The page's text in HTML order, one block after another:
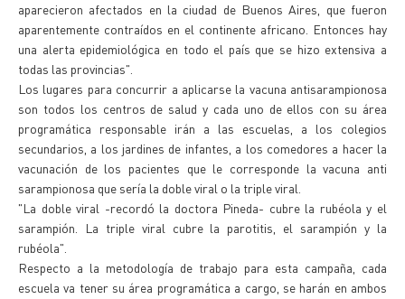
aparecieron afectados en la ciudad de Buenos Aires, que fueron
aparentemente contraídos en el continente africano. Entonces hay
una alerta epidemiológica en todo el país que se hizo extensiva a
todas las provincias".
Los lugares para concurrir a aplicarse la vacuna antisarampionosa
son todos los centros de salud y cada uno de ellos con su área
programática responsable irán a las escuelas, a los colegios
secundarios, a los jardines de infantes, a los comedores a hacer la
vacunación de los pacientes que le corresponde la vacuna anti
sarampionosa que sería la doble viral o la triple viral.
"La doble viral -recordó la doctora Pineda- cubre la rubéola y el
sarampión. La triple viral cubre la parotitis, el sarampión y la
rubéola".
Respecto a la metodología de trabajo para esta campaña, cada
escuela va tener su área programática a cargo, se harán en ambos